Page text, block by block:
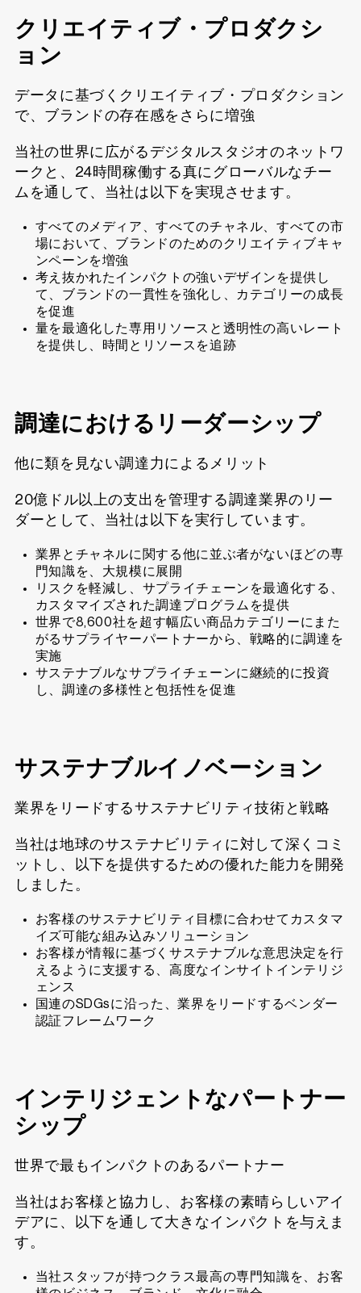
クリエイティブ・プロダクシ
ョン
データに基づくクリエイティブ・プロダクション
で、ブランドの存在感をさらに増強
当社の世界に広がるデジタルスタジオのネットワ
ークと、24時間稼働する真にグローバルなチー
ムを通して、当社は以下を実現させます。
すべてのメディア、すべてのチャネル、すべての市
場において、ブランドのためのクリエイティブキャ
ンペーンを増強
考え抜かれたインパクトの強いデザインを提供し
て、ブランドの一貫性を強化し、カテゴリーの成長
を促進
量を最適化した専用リソースと透明性の高いレート
を提供し、時間とリソースを追跡
調達におけるリーダーシップ
他に類を見ない調達力によるメリット
20億ドル以上の支出を管理する調達業界のリー
ダーとして、当社は以下を実行しています。
業界とチャネルに関する他に並ぶ者がないほどの専
門知識を、大規模に展開
リスクを軽減し、サプライチェーンを最適化する、
カスタマイズされた調達プログラムを提供
世界で8,600社を超す幅広い商品カテゴリーにまた
がるサプライヤーパートナーから、戦略的に調達を
実施
サステナブルなサプライチェーンに継続的に投資
し、調達の多様性と包括性を促進
サステナブルイノベーション
業界をリードするサステナビリティ技術と戦略
当社は地球のサステナビリティに対して深くコミ
ットし、以下を提供するための優れた能力を開発
しました。
お客様のサステナビリティ目標に合わせてカスタマ
イズ可能な組み込みソリューション
お客様が情報に基づくサステナブルな意思決定を行
えるように支援する、高度なインサイトインテリジ
ェンス
国連のSDGsに沿った、業界をリードするベンダー
認証フレームワーク
インテリジェントなパートナー
シップ
世界で最もインパクトのあるパートナー
当社はお客様と協力し、お客様の素晴らしいアイ
デアに、以下を通して大きなインパクトを与えま
す。
当社スタッフが持つクラス最高の専門知識を、お客